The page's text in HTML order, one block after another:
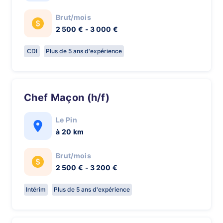
Brut/mois
2 500 € - 3 000 €
CDI Plus de 5 ans d'expérience
Chef Maçon (h/f)
Le Pin
à 20 km
Brut/mois
2 500 € - 3 200 €
Intérim Plus de 5 ans d'expérience